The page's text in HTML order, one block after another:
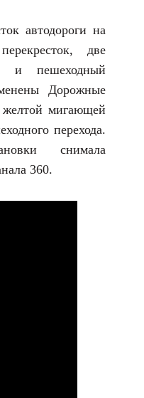
автодороги на
две
и пешеходный
Дорожные
желтой мигающей
перехода.
снимала
360.